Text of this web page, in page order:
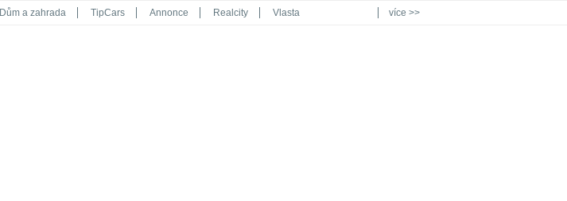
Dům a zahrada TipCars Annonce Realcity Vlasta více >>